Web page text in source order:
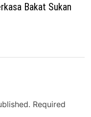
Bakat Sukan
Required